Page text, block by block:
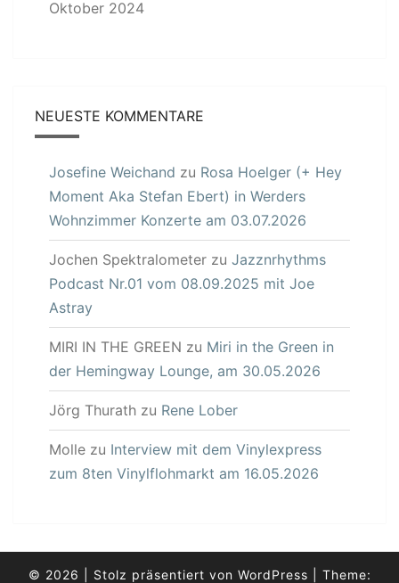
Oktober 2024
NEUESTE KOMMENTARE
Josefine Weichand zu Rosa Hoelger (+ Hey
Moment Aka Stefan Ebert) in Werders
Wohnzimmer Konzerte am 03.07.2026
Jochen Spektralometer zu Jazznrhythms
Podcast Nr.01 vom 08.09.2025 mit Joe
Astray
MIRI IN THE GREEN zu Miri in the Green in
der Hemingway Lounge, am 30.05.2026
Jörg Thurath zu Rene Lober
Molle zu Interview mit dem Vinylexpress
zum 8ten Vinylflohmarkt am 16.05.2026
© 2026 Stolz präsentiert von WordPress Theme: